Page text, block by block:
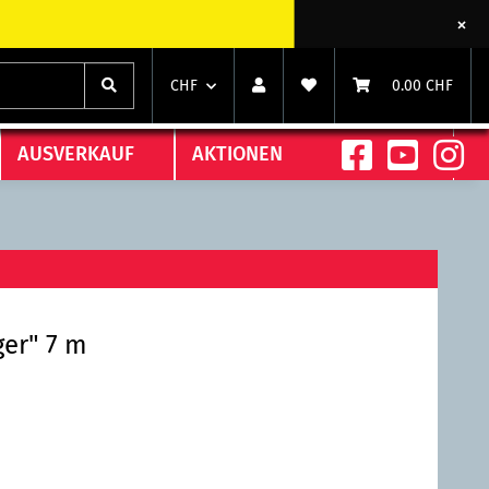
CHF 0.00 CHF
AUSVERKAUF AKTIONEN
7 m